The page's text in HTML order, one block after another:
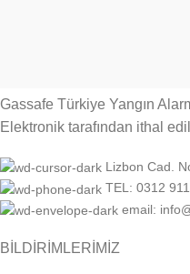
Gassafe Türkiye Yangın
Elektronik tarafından ithal
Lizbon Cad.
TEL: 0312
email:
BİLDİRİMLERİMİZ